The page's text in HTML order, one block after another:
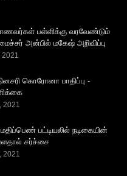
பள்ளிக்கு வரவேண்டும்
அன்பில் மகேஷ் அறிவிப்பு
2021
கொரோனா பாதிப்பு -
2021
மதிப்பெண் பட்டியலில் நடிகையின்
சர்ச்சை
2021